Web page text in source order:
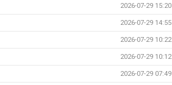
2026-07-29 15:20
2026-07-29 14:55
2026-07-29 10:22
2026-07-29 10:12
2026-07-29 07:49